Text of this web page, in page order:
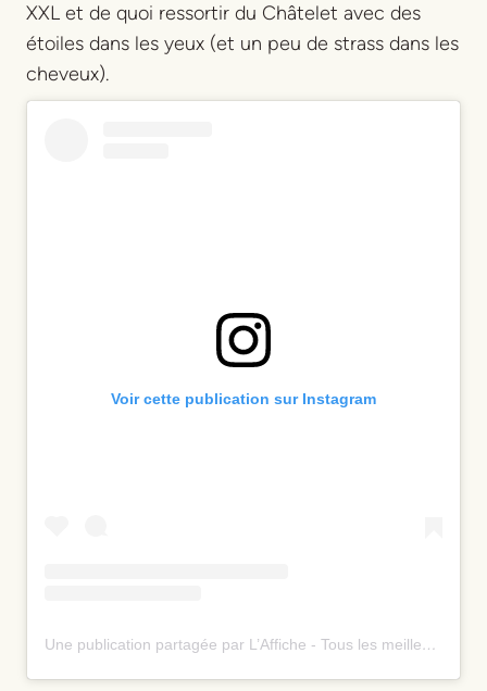
XXL et de quoi ressortir du Châtelet avec des
étoiles dans les yeux (et un peu de strass dans les
cheveux).
Voir cette publication sur Instagram
Une publication partagée par L’Affiche - Tous les meilleurs spectacles ⭐️ (@laffiche.co)